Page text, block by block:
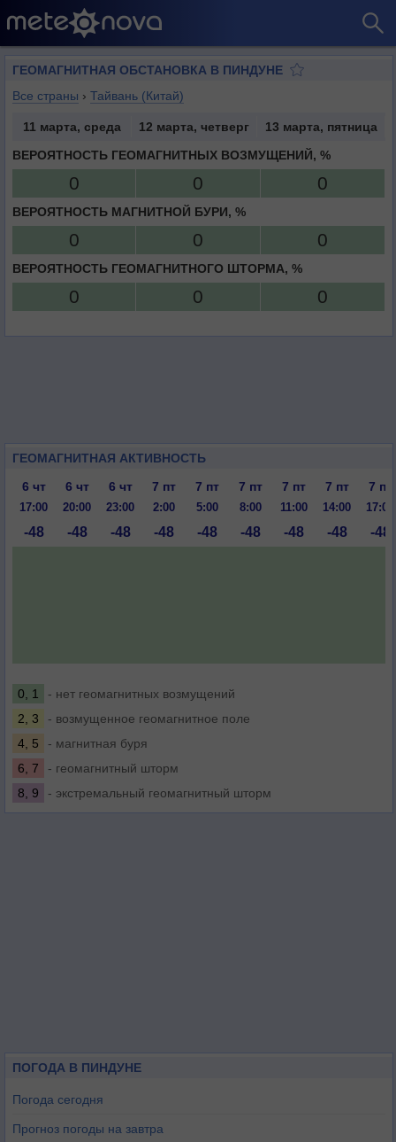
ГЕОМАГНИТНАЯ ОБСТАНОВКА В ПИНДУНЕ
Все страны › Тайвань (Китай)
11 марта, среда 12 марта, четверг
13 марта, пятница
ВЕРОЯТНОСТЬ ГЕОМАГНИТНЫХ ВОЗМУЩЕНИЙ, %
0 0 0
ВЕРОЯТНОСТЬ МАГНИТНОЙ БУРИ, %
0 0 0
ВЕРОЯТНОСТЬ ГЕОМАГНИТНОГО ШТОРМА, %
0 0 0
ГЕОМАГНИТНАЯ АКТИВНОСТЬ
6 чт
6 чт 6 чт 7 пт 7 пт 7 пт 7 пт 7 пт 7 пт
17:00 20:00 23:00 2:00 5:00 8:00 11:00 14:00 17:00
-48 -48 -48 -48 -48 -48 -48 -48 -48
0, 1
- нет геомагнитных возмущений
2, 3
- возмущенное геомагнитное поле
4, 5
- магнитная буря
6, 7
- геомагнитный шторм
8, 9
- экстремальный геомагнитный шторм
ПОГОДА В ПИНДУНЕ
Погода сегодня
Прогноз погоды на завтра